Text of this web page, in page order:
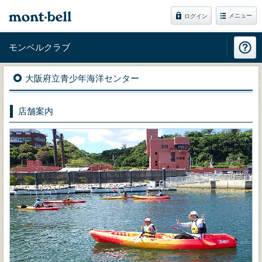
ログイン メニュー
モンベルクラブ
大阪府立青少年海洋センター
店舗案内